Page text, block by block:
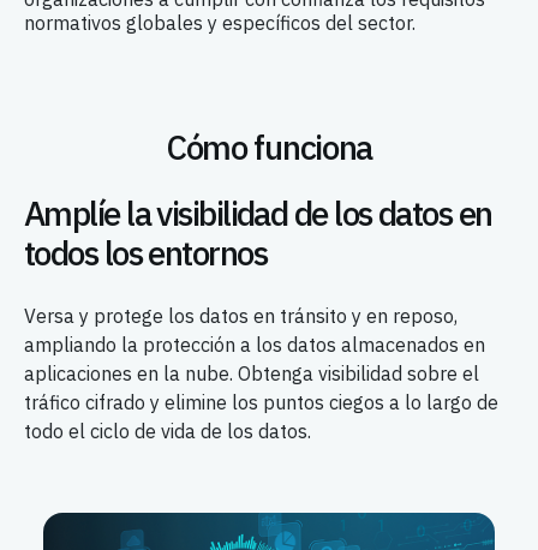
normativos globales y específicos del sector.
Cómo funciona
Amplíe la visibilidad de los datos en
todos los entornos
Versa y protege los datos en tránsito y en reposo,
ampliando la protección a los datos almacenados en
aplicaciones en la nube. Obtenga visibilidad sobre el
tráfico cifrado y elimine los puntos ciegos a lo largo de
todo el ciclo de vida de los datos.